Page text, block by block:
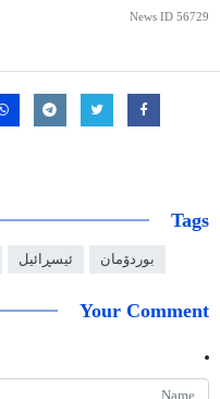
News ID 56729
Tags
بوردۆمان ئیسڕائیل
Your Comment